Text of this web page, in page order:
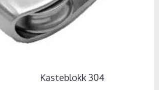
Kasteblokk 304